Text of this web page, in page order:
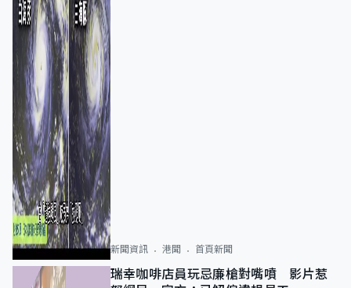
新聞資訊 港聞 首頁新聞
瑞幸咖啡店員玩忌廉槍對嘴噴 影片惹